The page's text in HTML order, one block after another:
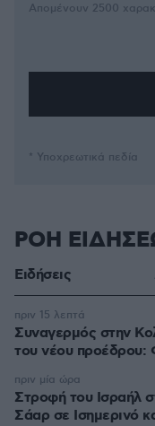
Απομένουν 2500
* Υποχρεωτικά πεδία
ΡΟΗ
Ειδήσεις
Συναγερμός στην
του νέου προέδρου:
πριν 15 λεπτά
Στροφή του Ισραήλ
Σάαρ σε Ισημερινό
πριν μία ώρα